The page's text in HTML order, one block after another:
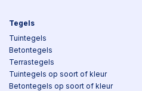
Tegels
Tuintegels
Betontegels
Terrastegels
Tuintegels op soort of kleur
Betontegels op soort of kleur